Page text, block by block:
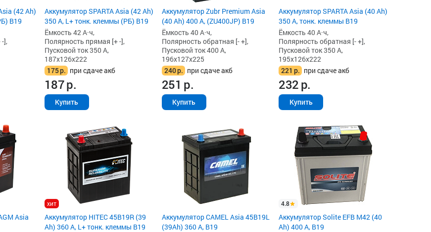
(42 Ah)
B19
],
Аккумулятор SPARTA Asia (42 Ah)
350 А, L+ тонк. клеммы (РБ) B19
Ёмкость 42 А·ч,
Полярность прямая [+ -],
Пусковой ток 350 А,
187x126x222
175р. при сдаче акб
187р.
Купить
Аккумулятор Zubr Premium Asia
(40 Ah) 400 А, (ZU400JP) B19
Ёмкость 40 А·ч,
Полярность обратная [- +],
Пусковой ток 400 А,
196x127x225
240р. при сдаче акб
251 р.
Купить
Аккумулятор SPARTA Asia (40 Ah)
350 А, тонк. клеммы B19
Ёмкость 40 А·ч,
Полярность обратная [- +],
Пусковой ток 350 А,
195x126x222
221 р. при сдаче акб
232р.
Купить
Asia
хит
Аккумулятор HITEC 45B19R (39
Ah) 360 А, L+ тонк. клеммы B19
Аккумулятор CAMEL Asia 45B19L
(39Ah) 360 А, B19
4.8
Аккумулятор Solite EFB M42 (40
Ah) 400 А, B19